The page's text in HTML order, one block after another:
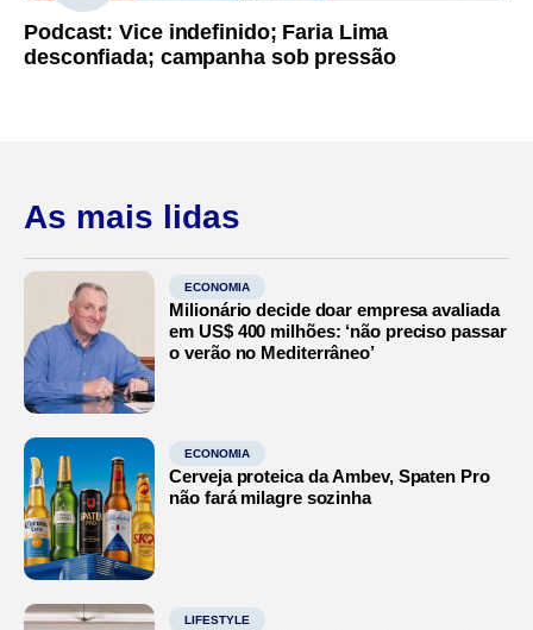
Podcast: Vice indefinido; Faria Lima
desconfiada; campanha sob pressão
As mais lidas
ECONOMIA
Milionário decide doar empresa avaliada
em US$ 400 milhões: ‘não preciso passar
o verão no Mediterrâneo’
ECONOMIA
Cerveja proteica da Ambev, Spaten Pro
não fará milagre sozinha
LIFESTYLE